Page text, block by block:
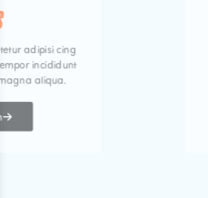
adipisi cing
incididunt
aliqua.